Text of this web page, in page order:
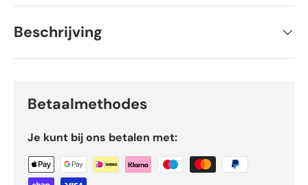
Beschrijving
Betaalmethodes
Je kunt bij ons betalen met: